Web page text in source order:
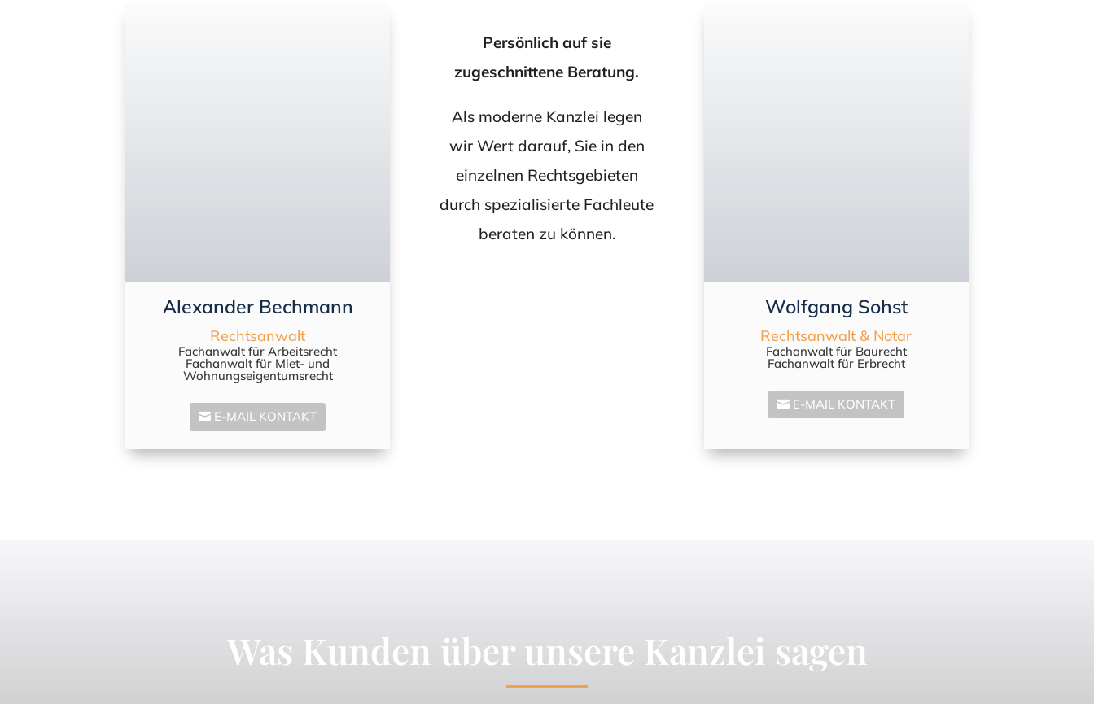
Alexander Bechmann
Rechtsanwalt
Fachanwalt für Arbeitsrecht
Fachanwalt für Miet- und
Wohnungseigentumsrecht
E-MAIL KONTAKT
Persönlich auf sie
zugeschnittene Beratung.
Als moderne Kanzlei legen
wir Wert darauf, Sie in den
einzelnen Rechtsgebieten
durch spezialisierte Fachleute
beraten zu können.
Wolfgang Sohst
Rechtsanwalt & Notar
Fachanwalt für Baurecht
Fachanwalt für Erbrecht
E-MAIL KONTAKT
Was Kunden über unsere Kanzlei sagen